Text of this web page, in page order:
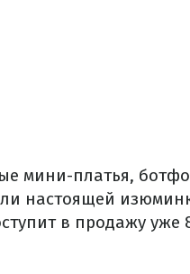
мини-платья,
настоящей
в продажу